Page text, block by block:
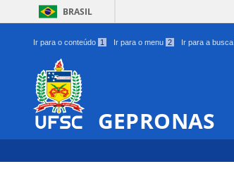
BRASIL
Ir para o conteúdo 1 Ir para o menu 2 Ir para a busca
GEPRONAS